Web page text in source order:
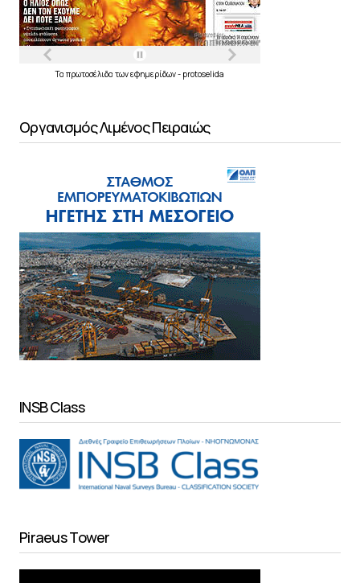
Τα πρωτοσέλιδα τωνεφημερίδων- protoselida
Οργανισμός Λιμένος Πειραιώς
INSB Class
Piraeus Tower